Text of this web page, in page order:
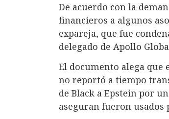
De acuerdo con la
financieros a algunos
expareja, que fue
delegado de Apollo
El documento alega que
no reportó a tiempo
de Black a Epstein por
aseguran fueron usados